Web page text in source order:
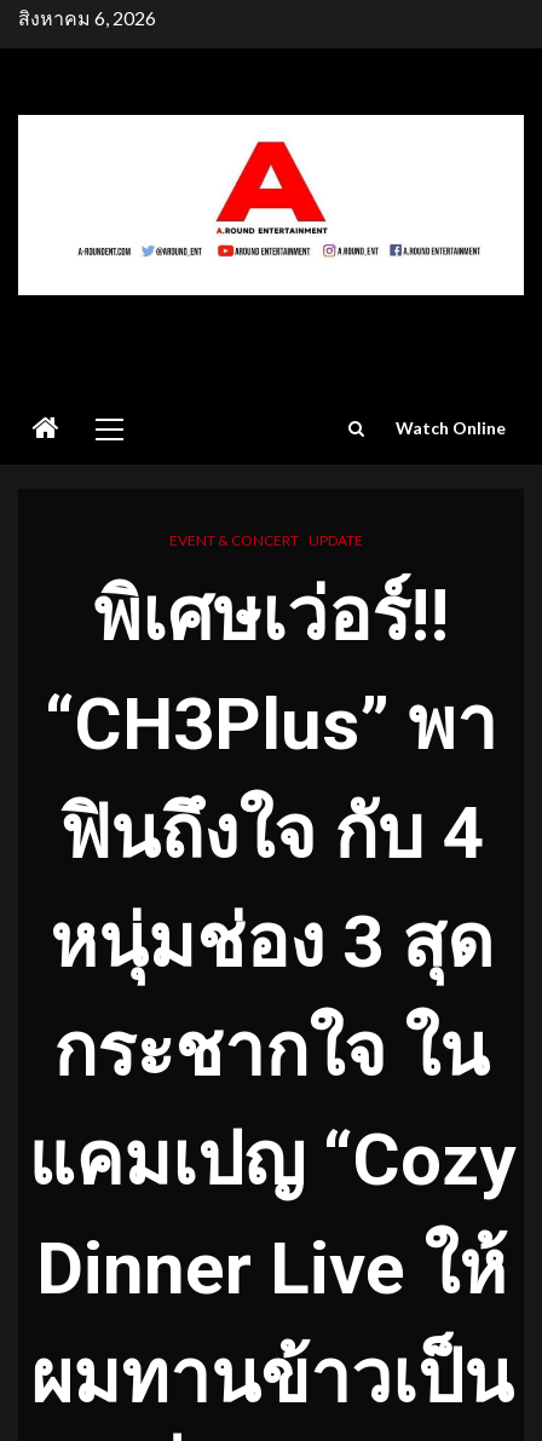
Skipสิงหาคม 6, 2026
Menu
Watch Online
EVENT & CONCERT UPDATE
พิเศษเว่อร์!!
“CH3Plus” พา
ฟินถึงใจ กับ 4
หนุ่มช่อง 3 สุด
กระชากใจ ใน
แคมเปญ “Cozy
Dinner Live ให้
ผมทานข้าวเป็น